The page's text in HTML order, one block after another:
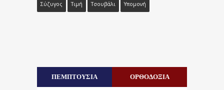
Σύζυγος Τιμή Τσουβάλι Υπομονή
ΠΕΜΠΤΟΥΣΙΑ ΟΡΘΟΔΟΞΙΑ